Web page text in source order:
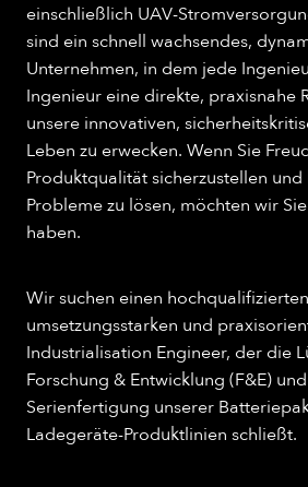
einschließlich UAV-
sind ein schnell wachsendes,
Unternehmen, in dem jede
Ingenieur eine direkte, praxisnahe
unsere innovativen,
Leben zu erwecken. Wenn Sie
Produktqualität sicherzustellen
Probleme zu lösen, möchten wir
haben.
Wir suchen einen
umsetzungsstarken und
Industrialisation Engineer, der die
Forschung & Entwicklung (F&E)
Serienfertigung unserer
Ladegeräte-Produktlinien schließt.